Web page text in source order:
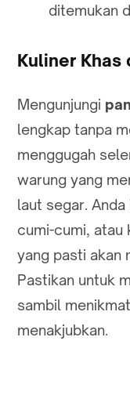
ditemukan
Kuliner Khas
Mengunjungi
lengkap tanpa
menggugah
warung yang
laut segar.
cumi-cumi, atau
yang pasti akan
Pastikan untuk
sambil
menakjubkan.